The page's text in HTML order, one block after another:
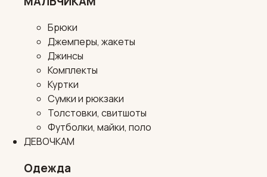
Брюки
Джемперы, жакеты
Джинсы
Комплекты
Куртки
Сумки и рюкзаки
Толстовки, свитшоты
Футболки, майки, поло
ДЕВОЧКАМ
Одежда